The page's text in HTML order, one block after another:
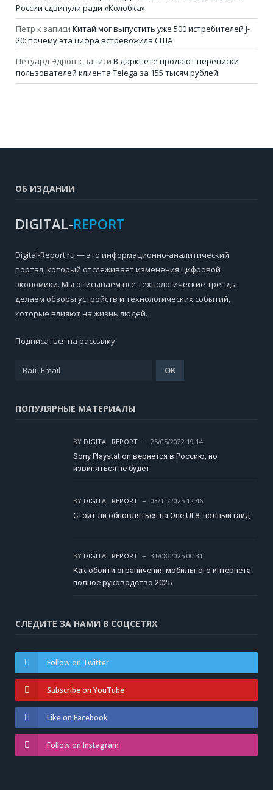
России сдвинули ради «Колобка»
Петр к записи Китай мог выпустить уже 500 истребителей J-
20: почему эта цифра встревожила США
Петуард Эдров к записи В даркнете продают переписки
пользователей клиента Telega за 155 тысяч рублей
ОБ ИЗДАНИИ
DIGITAL-REPORT
Digital-Report.ru — это информационно-аналитический
портал, который отслеживает изменения цифровой
экономики. Мы описываем все технологические тренды,
делаем обзоры устройств и технологических событий,
которые влияют на жизнь людей.
Подписаться на рассылку:
ПОПУЛЯРНЫЕ МАТЕРИАЛЫ
BY DIGITAL REPORT
25/05/2022 19:14
Sony Playstation вернется в Россию, но
извиняться не будет
BY DIGITAL REPORT
03/11/2025 12:46
Стоит ли обновляться на One UI 8: полный гайд
BY DIGITAL REPORT
31/08/2025 00:31
Как обойти ограничения мобильного интернета:
полное руководство 2025
СЛЕДИТЕ ЗА НАМИ В СОЦСЕТЯХ
Follow on Twitter
Subscribe on YouTube
Like on Facebook
Follow on Instagram